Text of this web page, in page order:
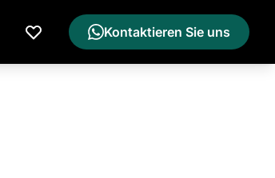
Meine Wunschliste
Kontaktieren Sie uns